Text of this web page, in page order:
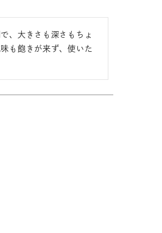
、大きさも深さもちょ
も飽きが来ず、使いた